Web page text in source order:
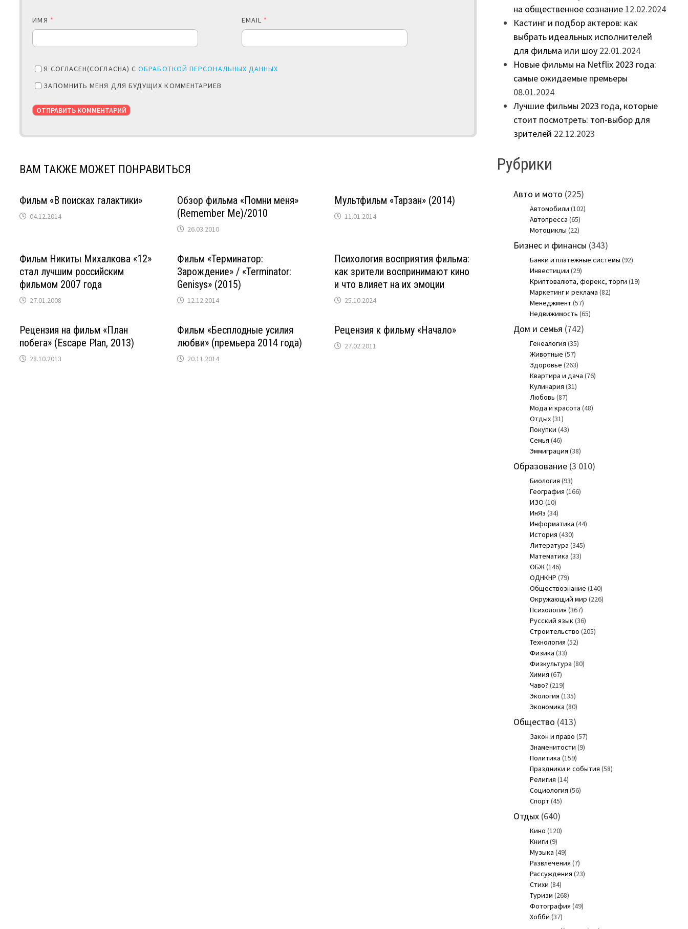
ИМЯ * EMAIL *
Я СОГЛАСЕН(СОГЛАСНА) СОБРАБОТКОЙ ПЕРСОНАЛЬНЫХ ДАННЫХ
ЗАПОМНИТЬ МЕНЯ ДЛЯ БУДУЩИХ КОММЕНТАРИЕВ
ВАМ ТАКЖЕ МОЖЕТ ПОНРАВИТЬСЯ
Фильм «В поисках галактики»
04.12.2014
Обзор фильма «Помни меня»
(Remember Me)/2010
26.03.2010
Мультфильм «Тарзан» (2014)
11.01.2014
Фильм Никиты Михалкова «12»
стал лучшим российским
фильмом 2007 года
27.01.2008
Фильм «Терминатор:
Зарождение» / «Terminator:
Genisys» (2015)
12.12.2014
Психология восприятия фильма:
как зрители воспринимают кино
и что влияет на их эмоции
25.10.2024
Рецензия на фильм «План
побега» (Escape Plan, 2013)
28.10.2013
Фильм «Бесплодные усилия
любви» (премьера 2014 года)
20.11.2014
Рецензия к фильму «Начало»
27.02.2011
на общественное сознание 12.02.2024
Кастинг и подбор актеров: как
выбрать идеальных исполнителей
для фильма или шоу 22.01.2024
Новые фильмы на Netflix 2023 года:
самые ожидаемые премьеры
08.01.2024
Лучшие фильмы 2023 года, которые
стоит посмотреть: топ-выбор для
зрителей 22.12.2023
Рубрики
Авто и мото (225)
Автомобили (102)
Автопресса (65)
Мотоциклы (22)
Бизнес и финансы (343)
Банки и платежные системы (92)
Инвестиции (29)
Криптовалюта, форекс, торги (19)
Маркетинг и реклама (82)
Менеджмент(57)
Недвижимость (65)
Дом и семья (742)
Генеалогия (35)
Животные (57)
Здоровье (263)
Квартира и дача (76)
Кулинария (31)
Любовь (87)
Мода и красота (48)
Отдых(31)
Покупки (43)
Семья (46)
Эммиграция (38)
Образование(3 010)
Биология (93)
География (166)
ИЗО (10)
ИнЯз (34)
Информатика (44)
История (430)
Литература (345)
Математика (33)
ОБЖ(146)
ОДНКНР (79)
Обществознание (140)
Окружающий мир (226)
Психология (367)
Русский язык(36)
Строительство (205)
Технология (52)
Физика (33)
Физкультура (80)
Химия (67)
Чаво? (219)
Экология (135)
Экономика (80)
Общество (413)
Закон и право (57)
Знаменитости (9)
Политика (159)
Праздники и события (58)
Религия (14)
Социология (56)
Спорт(45)
Отдых(640)
Кино (120)
Книги (9)
Музыка (49)
Развлечения (7)
Рассуждения (23)
Стихи (84)
Туризм (268)
Фотография (49)
Хобби (37)